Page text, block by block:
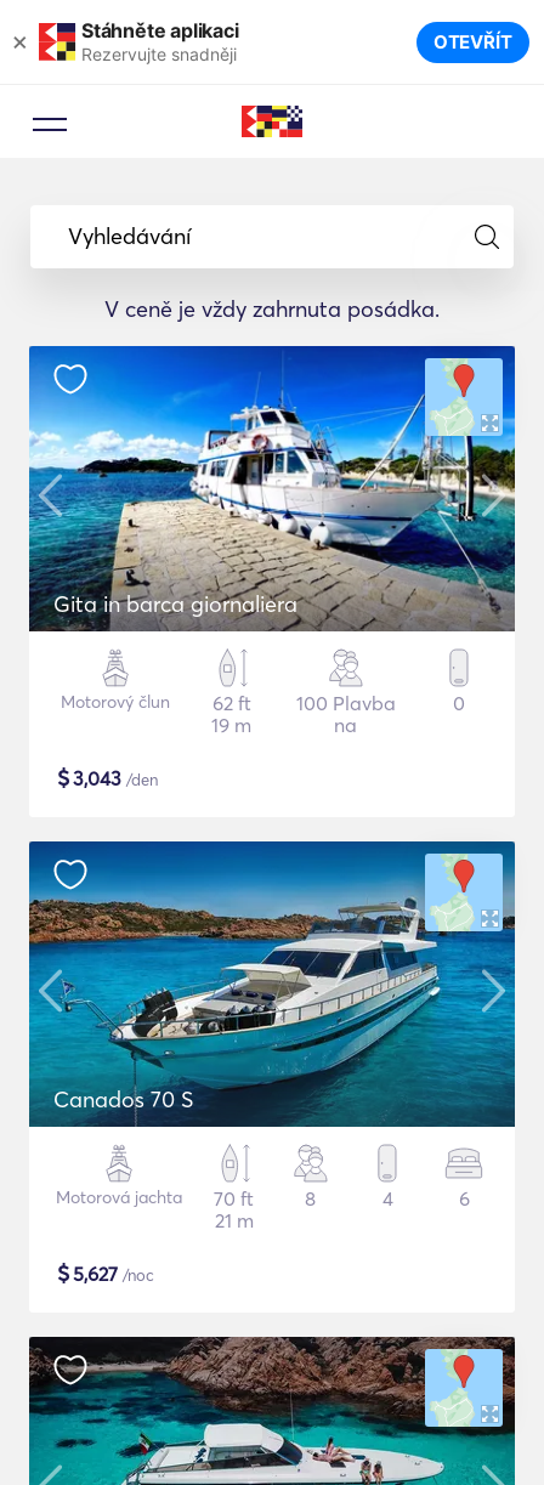
× Stáhněte aplikaci
Rezervujte snadněji OTEVŘÍT
Vyhledávání
V ceně je vždy zahrnuta posádka.
Gita in barca giornaliera
Motorový člun
62 ft
19 m
100 Plavba
na
0
$3,043 /den
Canados 70 S
Motorová jachta
70 ft
21 m
8 4 6
$5,627 /noc